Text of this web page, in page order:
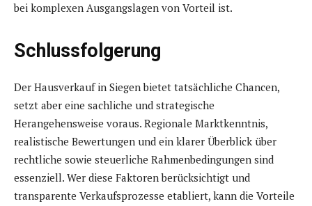
bei komplexen Ausgangslagen von Vorteil ist.
Schlussfolgerung
Der Hausverkauf in Siegen bietet tatsächliche Chancen,
setzt aber eine sachliche und strategische
Herangehensweise voraus. Regionale Marktkenntnis,
realistische Bewertungen und ein klarer Überblick über
rechtliche sowie steuerliche Rahmenbedingungen sind
essenziell. Wer diese Faktoren berücksichtigt und
transparente Verkaufsprozesse etabliert, kann die Vorteile